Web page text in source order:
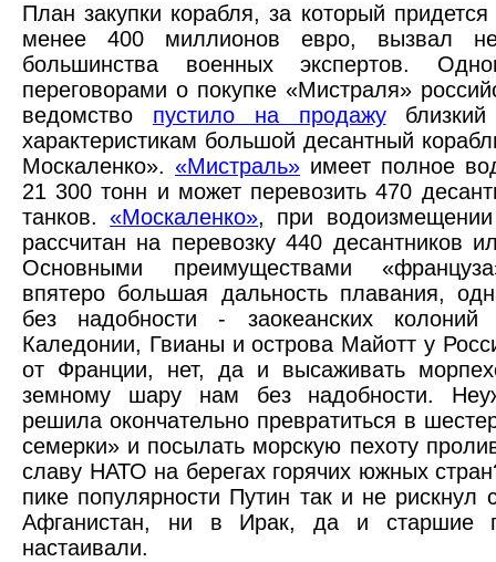
План закупки корабля, за который
менее 400 миллионов евро, вызвал
большинства военных экспертов.
переговорами о покупке «Мистраля»
ведомство пустило на продажу
характеристикам большой десантный
Москаленко». «Мистраль» имеет полное
21 300 тонн и может перевозить 470
танков. «Москаленко», при
рассчитан на перевозку 440 десантников
Основными преимуществами
впятеро большая дальность плавания,
без надобности - заокеанских
Каледонии, Гвианы и острова Майотт у
от Франции, нет, да и высаживать
земному шару нам без надобности.
решила окончательно превратиться в
семерки» и посылать морскую пехоту
славу НАТО на берегах горячих южных
пике популярности Путин так и не рискнул
Афганистан, ни в Ирак, да и старшие
настаивали.